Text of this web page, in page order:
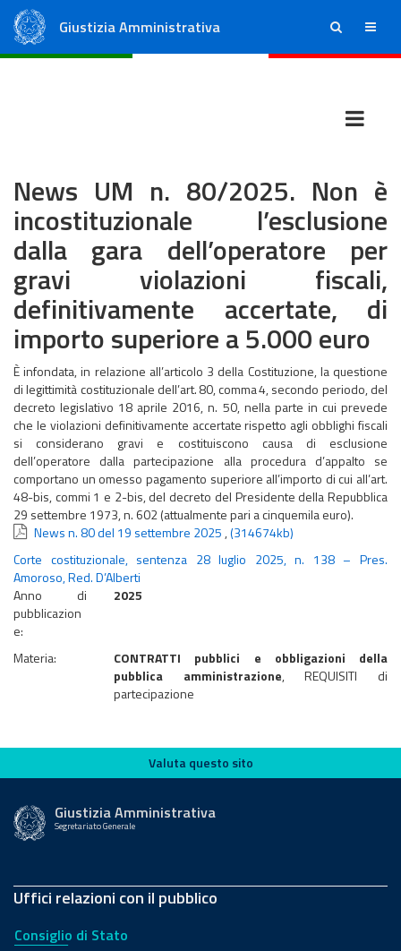
Giustizia Amministrativa ricerca menu
News UM n. 80/2025. Non è
incostituzionale l’esclusione
dalla gara dell’operatore per
gravi violazioni fiscali,
definitivamente accertate, di
importo superiore a 5.000 euro
È infondata, in relazione all’articolo 3 della Costituzione, la questione
di legittimità costituzionale dell’art. 80, comma 4, secondo periodo, del
decreto legislativo 18 aprile 2016, n. 50, nella parte in cui prevede
che le violazioni definitivamente accertate rispetto agli obblighi fiscali
si considerano gravi e costituiscono causa di esclusione
dell’operatore dalla partecipazione alla procedura d’appalto se
comportano un omesso pagamento superiore all’importo di cui all’art.
48-bis, commi 1 e 2-bis, del decreto del Presidente della Repubblica
29 settembre 1973, n. 602 (attualmente pari a cinquemila euro).
News n. 80 del 19 settembre 2025 ,(314674kb)
Corte costituzionale, sentenza 28 luglio 2025, n. 138 – Pres.
Amoroso, Red. D’Alberti
Anno di
pubblicazion
e:
2025
Materia:
CONTRATTI pubblici e obbligazioni della
pubblica amministrazione, REQUISITI di
partecipazione
Valuta questo sito
Valuta questo sito
Giustizia Amministrativa
Segretariato Generale
Uffici relazioni con il pubblico
Consiglio di Stato